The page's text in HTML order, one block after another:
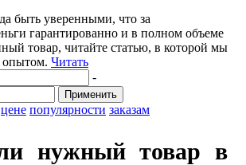
быть уверенными, что за
гарантированно и в полном объеме
товар, читайте статью, в которой мы
опытом. Читать
цене популярности заказам
-
Применить
нужный товар в